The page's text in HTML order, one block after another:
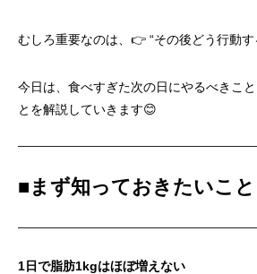
むしろ重要なのは、👉 “その後どう行動す
今日は、食べすぎた次の日にやるべきこ
とを解説していきます😊
■ まず知っておきたいこと
1日で脂肪1kgはほぼ増えない